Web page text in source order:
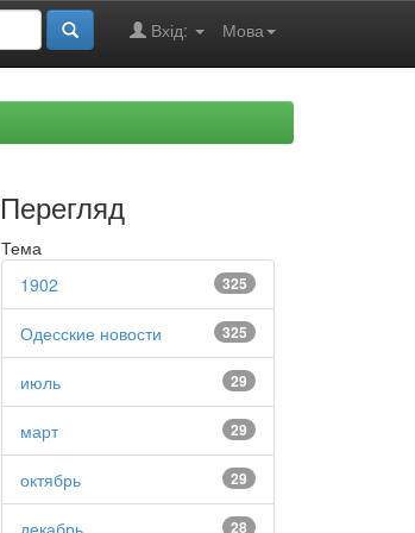
Мова
Вхід:
Перегляд
Тема
325
1902
325
Одесские новости
29
июль
29
март
29
октябрь
28
декабрь